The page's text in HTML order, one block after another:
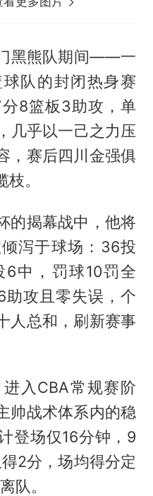
黑熊队期间——一
队的封闭热身赛
8篮板3助攻，单
几乎以一己之力压
，赛后四川金强俱
。
的揭幕战中，他将
泻于球场：36投
6中，罚球10罚全
攻且零失误，个
人总和，刷新赛事
入CBA常规赛阶
帅战术体系内的稳
登场仅16分钟，9
2分，场均得分定
队。